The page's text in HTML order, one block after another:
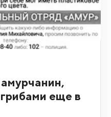
еще в